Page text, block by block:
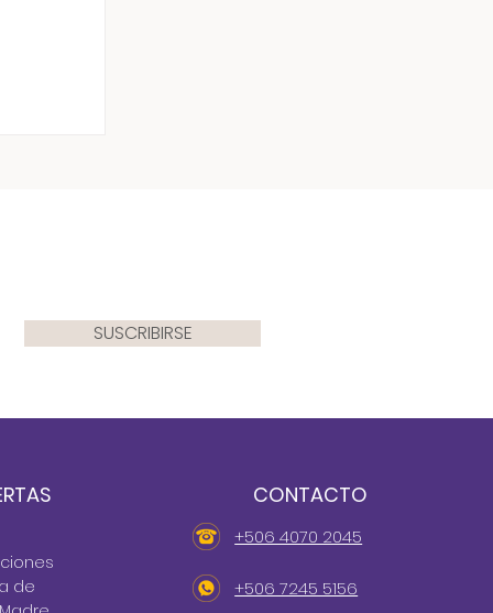
SUSCRIBIRSE
de
CONTACTO
+506 4070 2045
+506 7245 5156